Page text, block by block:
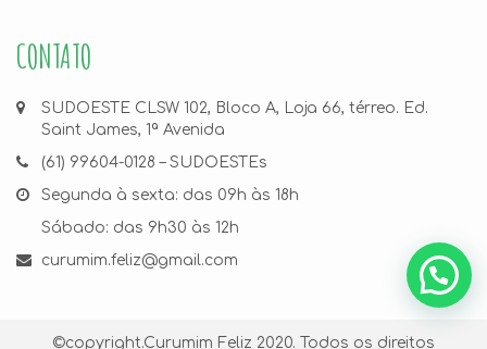
CONTATO
SUDOESTE CLSW 102, Bloco A, Loja 66, térreo. Ed.
Saint James, 1ª Avenida
(61) 99604-0128 – SUDOESTEs
Segunda à sexta: das 09h às 18h
Sábado: das 9h30 às 12h
curumim.feliz@gmail.com
©copyright.Curumim Feliz 2020. Todos os direitos